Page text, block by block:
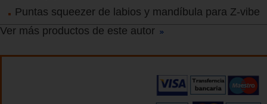
Puntas squeezer de labios y mandíbula para Z-vibe
Ver más productos de este autor